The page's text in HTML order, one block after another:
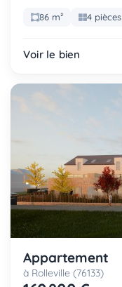
86 m² 4 pièces
Voir le bien
Appartement
à Rolleville (76133)